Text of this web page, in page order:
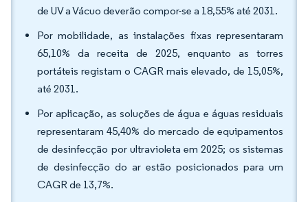
de UV a Vácuo deverão compor-se a 18,55% até 2031.
Por mobilidade, as instalações fixas representaram
65,10% da receita de 2025, enquanto as torres
portáteis registam o CAGR mais elevado, de 15,05%,
até 2031.
Por aplicação, as soluções de água e águas residuais
representaram 45,40% do mercado de equipamentos
de desinfecção por ultravioleta em 2025; os sistemas
de desinfecção do ar estão posicionados para um
CAGR de 13,7%.